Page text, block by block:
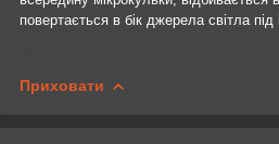
повертається в бік джерела світла під
Приховати